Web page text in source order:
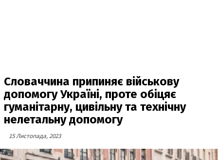
Словаччина припиняє військову
допомогу Україні, проте обіцяє
гуманітарну, цивільну та технічну
нелетальну допомогу
15 Листопада, 2023